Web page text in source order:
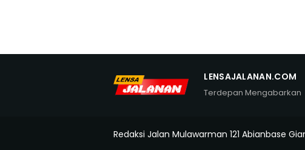
LENSAJALANAN.COM
Terdepan Mengabarkan
Redaksi Jalan Mulawarman 121 Abianbase